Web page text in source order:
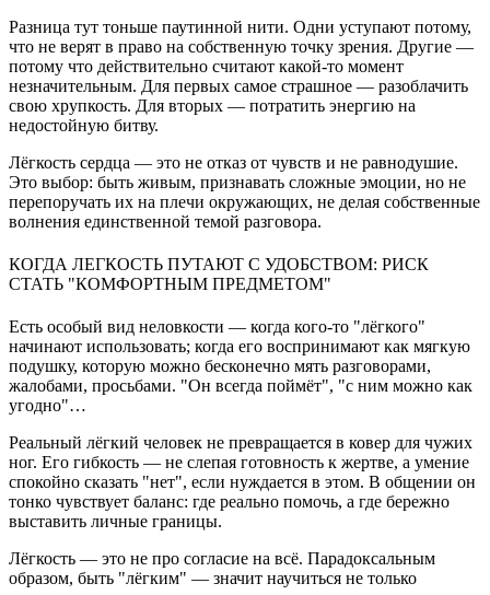
Разница тут тоньше паутинной нити. Одни уступают потому,
что не верят в право на собственную точку зрения. Другие —
потому что действительно считают какой-то момент
незначительным. Для первых самое страшное — разоблачить
свою хрупкость. Для вторых — потратить энергию на
недостойную битву.
Лёгкость сердца — это не отказ от чувств и не равнодушие.
Это выбор: быть живым, признавать сложные эмоции, но не
перепоручать их на плечи окружающих, не делая собственные
волнения единственной темой разговора.
КОГДА ЛЕГКОСТЬ ПУТАЮТ С УДОБСТВОМ: РИСК
СТАТЬ "КОМФОРТНЫМ ПРЕДМЕТОМ"
Есть особый вид неловкости — когда кого-то "лёгкого"
начинают использовать; когда его воспринимают как мягкую
подушку, которую можно бесконечно мять разговорами,
жалобами, просьбами. "Он всегда поймёт", "с ним можно как
угодно"…
Реальный лёгкий человек не превращается в ковер для чужих
ног. Его гибкость — не слепая готовность к жертве, а умение
спокойно сказать "нет", если нуждается в этом. В общении он
тонко чувствует баланс: где реально помочь, а где бережно
выставить личные границы.
Лёгкость — это не про согласие на всё. Парадоксальным
образом, быть "лёгким" — значит научиться не только